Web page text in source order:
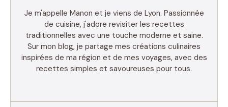
Je m'appelle Manon et je viens de Lyon. Passionnée
de cuisine, j'adore revisiter les recettes
traditionnelles avec une touche moderne et saine.
Sur mon blog, je partage mes créations culinaires
inspirées de ma région et de mes voyages, avec des
recettes simples et savoureuses pour tous.